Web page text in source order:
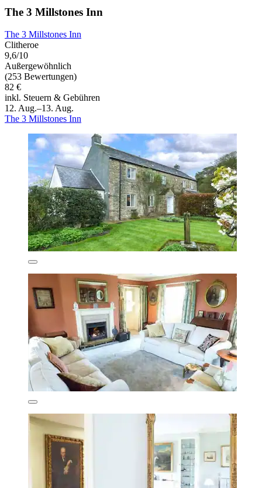
The 3 Millstones Inn
The 3 Millstones Inn
Clitheroe
9,6/10
Außergewöhnlich
(253 Bewertungen)
82 €
inkl. Steuern & Gebühren
12. Aug.–13. Aug.
The 3 Millstones Inn